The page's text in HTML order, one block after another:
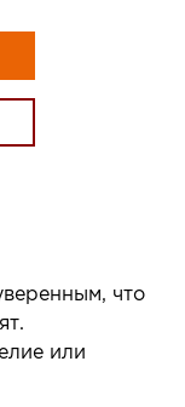
что
или
и